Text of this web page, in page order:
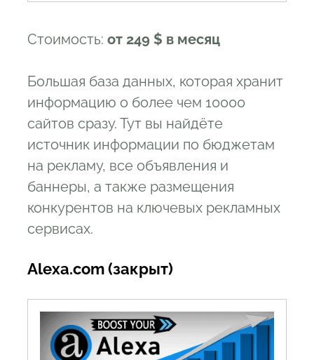
Стоимость: от 249 $ в месяц
Большая база данных, которая хранит
информацию о более чем 10000
сайтов сразу. Тут вы найдёте
источник информации по бюджетам
на рекламу, все объявления и
баннеры, а также размещения
конкурентов на ключевых рекламных
сервисах.
Alexa.com (закрыт)